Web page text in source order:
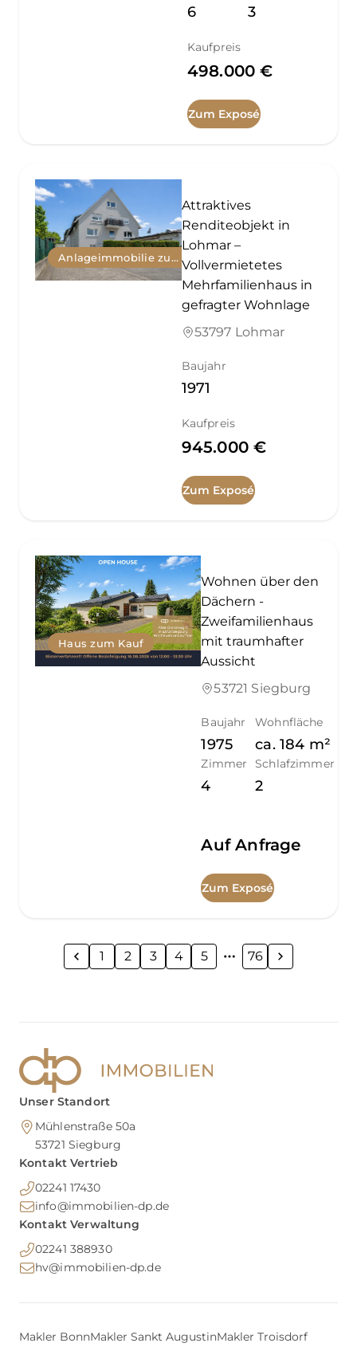
6 3
Kaufpreis
498.000 €
Zum Exposé
Anlageimmobilie zum Kauf
Attraktives
Renditeobjekt in
Lohmar –
Vollvermietetes
Mehrfamilienhaus in
gefragter Wohnlage
53797 Lohmar
Baujahr
1971
Kaufpreis
945.000 €
Zum Exposé
Haus zum Kauf
Wohnen über den
Dächern -
Zweifamilienhaus
mit traumhafter
Aussicht
53721 Siegburg
Baujahr
1975
Wohnfläche
ca. 184 m²
Zimmer
4
Schlafzimmer
2
Auf Anfrage
Zum Exposé
1 2 3 4 5 76
Unser Standort
Mühlenstraße 50a
53721 Siegburg
Kontakt Vertrieb
02241 17430
info@immobilien-dp.de
Kontakt Verwaltung
02241 388930
hv@immobilien-dp.de
Makler BonnMakler Sankt AugustinMakler Troisdorf